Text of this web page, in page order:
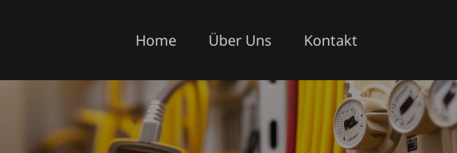
Home Über Uns Kontakt